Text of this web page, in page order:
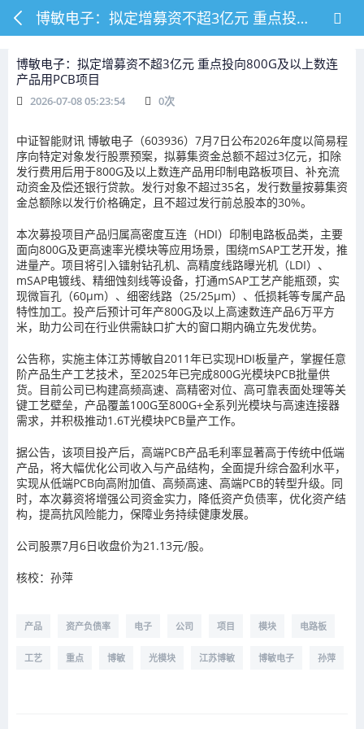
博敏电子：拟定增募资不超3亿元 重点投向800G及以上数连产品用PCB项目
博敏电子：拟定增募资不超3亿元 重点投向800G及以上数连
产品用PCB项目
2026-07-08 05:23:54 0次
中证智能财讯 博敏电子（603936）7月7日公布2026年度以简易程
序向特定对象发行股票预案，拟募集资金总额不超过3亿元，扣除
发行费用后用于800G及以上数连产品用印制电路板项目、补充流
动资金及偿还银行贷款。发行对象不超过35名，发行数量按募集资
金总额除以发行价格确定，且不超过发行前总股本的30%。
本次募投项目产品归属高密度互连（HDI）印制电路板品类，主要
面向800G及更高速率光模块等应用场景，围绕mSAP工艺开发，推
进量产。项目将引入镭射钻孔机、高精度线路曝光机（LDI）、
mSAP电镀线、精细蚀刻线等设备，打通mSAP工艺产能瓶颈，实
现微盲孔（60μm）、细密线路（25/25μm）、低损耗等专属产品
特性加工。投产后预计可年产800G及以上高速数连产品6万平方
米，助力公司在行业供需缺口扩大的窗口期内确立先发优势。
公告称，实施主体江苏博敏自2011年已实现HDI板量产，掌握任意
阶产品生产工艺技术，至2025年已完成800G光模块PCB批量供
货。目前公司已构建高频高速、高精密对位、高可靠表面处理等关
键工艺壁垒，产品覆盖100G至800G+全系列光模块与高速连接器
需求，并积极推动1.6T光模块PCB量产工作。
据公告，该项目投产后，高端PCB产品毛利率显著高于传统中低端
产品，将大幅优化公司收入与产品结构，全面提升综合盈利水平，
实现从低端PCB向高附加值、高频高速、高端PCB的转型升级。同
时，本次募资将增强公司资金实力，降低资产负债率，优化资产结
构，提高抗风险能力，保障业务持续健康发展。
公司股票7月6日收盘价为21.13元/股。
核校：孙萍
产品 资产负债率 电子 公司 项目 模块 电路板
工艺 重点 博敏 光模块 江苏博敏 博敏电子 孙萍